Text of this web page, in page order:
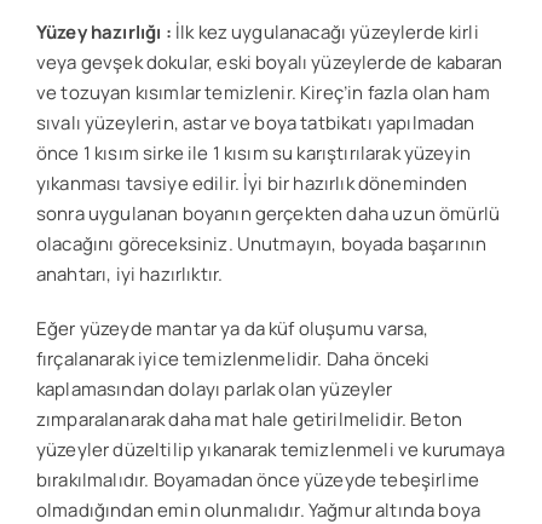
Yüzey hazırlığı : İlk kez uygulanacağı yüzeylerde kirli
veya gevşek dokular, eski boyalı yüzeylerde de kabaran
ve tozuyan kısımlar temizlenir. Kireç’in fazla olan ham
sıvalı yüzeylerin, astar ve boya tatbikatı yapılmadan
önce 1 kısım sirke ile 1 kısım su karıştırılarak yüzeyin
yıkanması tavsiye edilir. İyi bir hazırlık döneminden
sonra uygulanan boyanın gerçekten daha uzun ömürlü
olacağını göreceksiniz. Unutmayın, boyada başarının
anahtarı, iyi hazırlıktır.
Eğer yüzeyde mantar ya da küf oluşumu varsa,
fırçalanarak iyice temizlenmelidir. Daha önceki
kaplamasından dolayı parlak olan yüzeyler
zımparalanarak daha mat hale getirilmelidir. Beton
yüzeyler düzeltilip yıkanarak temizlenmeli ve kurumaya
bırakılmalıdır. Boyamadan önce yüzeyde tebeşirlime
olmadığından emin olunmalıdır. Yağmur altında boya